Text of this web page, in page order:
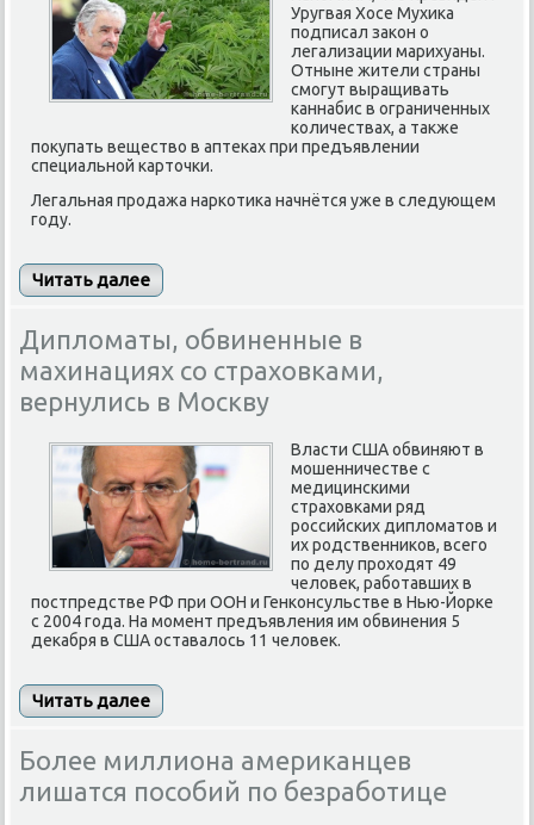
Уругвая Хосе Мухика
подписал закон о
легализации марихуаны.
Отныне жители страны
смогут выращивать
каннабис в ограниченных
количествах, а также
покупать вещество в аптеках при предъявлении
специальной карточки.
Легальная продажа наркотика начнётся уже в следующем
году.
Читать далее
Дипломаты, обвиненные в
махинациях со страховками,
вернулись в Москву
Власти США обвиняют в
мошенничестве с
медицинскими
страховками ряд
российских дипломатов и
их родственников, всего
по делу проходят 49
человек, работавших в
постпредстве РФ при ООН и Генконсульстве в Нью-Йорке
с 2004 года. На момент предъявления им обвинения 5
декабря в США оставалось 11 человек.
Читать далее
Более миллиона американцев
лишатся пособий по безработице